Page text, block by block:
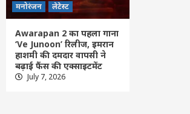
मनोरंजन
लेटेस्ट
Awarapan 2 का पहला गाना
‘Ve Junoon’ रिलीज, इमरान
हाशमी की दमदार वापसी ने
बढ़ाई फैंस की एक्साइटमेंट
July 7, 2026
5
Feature छत्तीसगढ़
नक्सलमुक्त छत्तीसगढ़ प्रगति के पथ
अग्रसर हो रहा -मुख्यमंत्री विष्णुदेव
Feature